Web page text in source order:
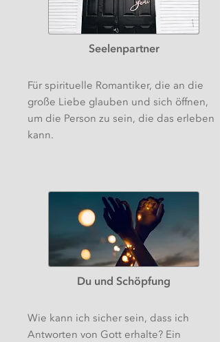
Seelenpartner
Für spirituelle Romantiker, die an die
große Liebe glauben und sich öffnen,
um die Person zu sein, die das erleben
kann.
Du und Schöpfung
Wie kann ich sicher sein, dass ich
Antworten von Gott erhalte? Ein